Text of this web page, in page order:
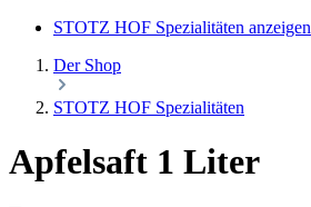
STOTZ HOF Spezialitäten anzeigen
Der Shop
STOTZ HOF Spezialitäten
Apfelsaft 1 Liter